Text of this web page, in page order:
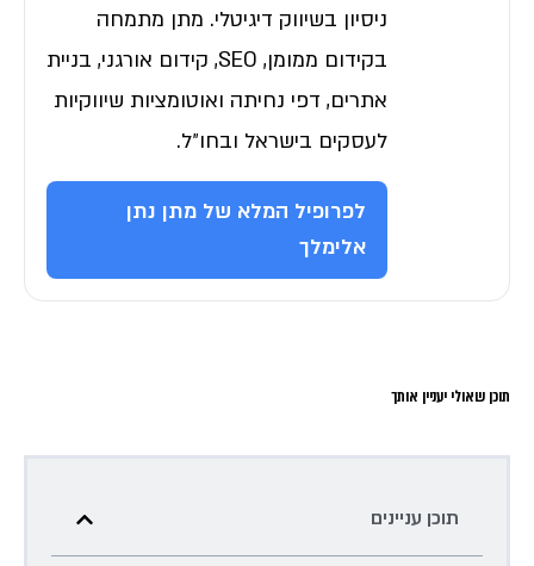
ניסיון בשיווק דיגיטלי. מתן מתמחה
בקידום ממומן, SEO, קידום אורגני, בניית
אתרים, דפי נחיתה ואוטומציות שיווקיות
לעסקים בישראל ובחו״ל.
לפרופיל המלא של מתן נתן
אלימלך
תוכן שאולי יעניין אותך
תוכן עניינים